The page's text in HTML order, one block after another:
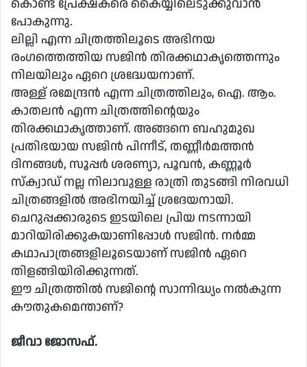
കൊണ്ട് പ്രേക്ഷകരെ കൈയ്യിലെടുക്കുവാൻ
പോകുന്നു.
ലില്ലി എന്ന ചിത്രത്തിലൂടെ അഭിനയ
രംഗത്തെത്തിയ സജിൻ തിരക്കഥാകൃത്തെന്നും
നിലയിലും ഏറെ ശ്രദ്ധേയനാണ്.
അള്ള് രമേന്ദ്രൻ എന്ന ചിത്രത്തിലും, ഐ. ആം.
കാതലൻ എന്ന ചിത്രത്തിൻ്റെയും
തിരക്കഥാകൃത്താണ്. അങ്ങനെ ബഹുമുഖ
പ്രതിഭയായ സജിൻ പിന്നീട്, തണ്ണീർമത്തൻ
ദിനങ്ങൾ, സൂപ്പർ ശരണ്യാ, പൂവൻ, കണ്ണൂർ
സ്ക്വാഡ് നല്ല നിലാവുള്ള രാത്രി തുടങ്ങി നിരവധി
ചിത്രങ്ങളിൽ അഭിനയിച്ച് ശ്രദേയനായി.
ചെറുപ്പക്കാരുടെ ഇടയിലെ പ്രിയ നടന്നായി
മാറിയിരിക്കുകയാണിപ്പോൾ സജിൻ. നർമ്മ
കഥാപാത്രങ്ങളിലൂടെയാണ് സജിൻ ഏറെ
തിളങ്ങിയിരിക്കുന്നത്.
ഈ ചിത്രത്തിൽ സജിൻ്റെ സാന്നിദ്ധ്യം നൽകുന്ന
കൗതുകമെന്താണ്?
ജീവാ ജോസഫ്.